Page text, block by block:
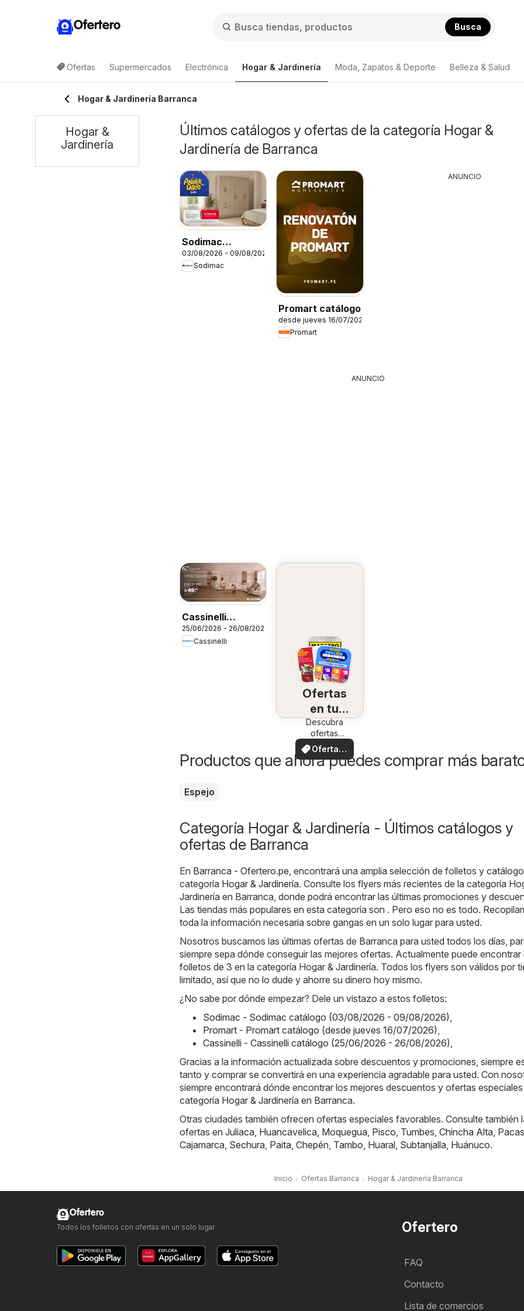
Ofertero Busca
Ofertas Supermercados Electrónica Hogar & Jardinería Moda, Zapatos & Deporte Belleza & Salud
Hogar & Jardinería Barranca
Últimos catálogos y ofertas de la categoría Hogar &
Jardinería de Barranca
Sodimac
catálogo
03/08/2026 - 09/08/2026
Sodimac
Promart catálogo
desde jueves 16/07/2026
Promart
ANUNCIO
ANUNCIO
Cassinelli
catálogo
25/06/2026 - 26/08/2026
Cassinelli
Ofertas
en tu
zona
Descubra
ofertas
especiales
Ofertas
locales
Productos que ahora puedes comprar más
Espejo
Categoría Hogar & Jardinería - Últimos catálogos y
ofertas de Barranca
En Barranca - Ofertero.pe, encontrará una amplia selección de folletos y
categoría Hogar & Jardinería. Consulte los flyers más recientes de la categoría
Jardinería en Barranca, donde podrá encontrar las últimas promociones y
Las tiendas más populares en esta categoría son . Pero eso no es todo.
toda la información necesaria sobre gangas en un solo lugar para usted.
Nosotros buscamos las últimas ofertas de Barranca para usted todos los días,
siempre sepa dónde conseguir las mejores ofertas. Actualmente puede encontrar
folletos de 3 en la categoría Hogar & Jardinería. Todos los flyers son válidos por
limitado, así que no lo dude y ahorre su dinero hoy mismo.
¿No sabe por dónde empezar? Dele un vistazo a estos folletos:
Sodimac - Sodimac catálogo (03/08/2026 - 09/08/2026),
Promart - Promart catálogo (desde jueves 16/07/2026),
Cassinelli - Cassinelli catálogo (25/06/2026 - 26/08/2026),
Gracias a la información actualizada sobre descuentos y promociones, siempre
tanto y comprar se convertirá en una experiencia agradable para usted. Con
siempre encontrará dónde encontrar los mejores descuentos y ofertas
categoría Hogar & Jardinería en Barranca.
Otras ciudades también ofrecen ofertas especiales favorables. Consulte también
ofertas en Juliaca, Huancavelica, Moquegua, Pisco, Tumbes, Chincha Alta,
Cajamarca, Sechura, Paita, Chepén, Tambo, Huaral, Subtanjalla, Huánuco.
Inicio Ofertas Barranca Hogar & Jardinería Barranca
Hogar &
Jardinería
Ofertero
FAQ
Contacto
Lista de comercios
Ofertero
Todos los folletos con ofertas en un solo lugar